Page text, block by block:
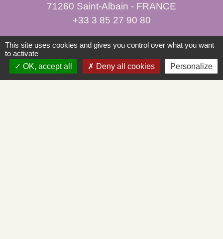
71260 Saint-Albain - FRANCE
+33 3 85 27 90 80
Courriel
mairie.st-albain@orange.fr
This site uses cookies and gives you control over what you want
to activate
OK, accept all
Deny all cookies Personalize